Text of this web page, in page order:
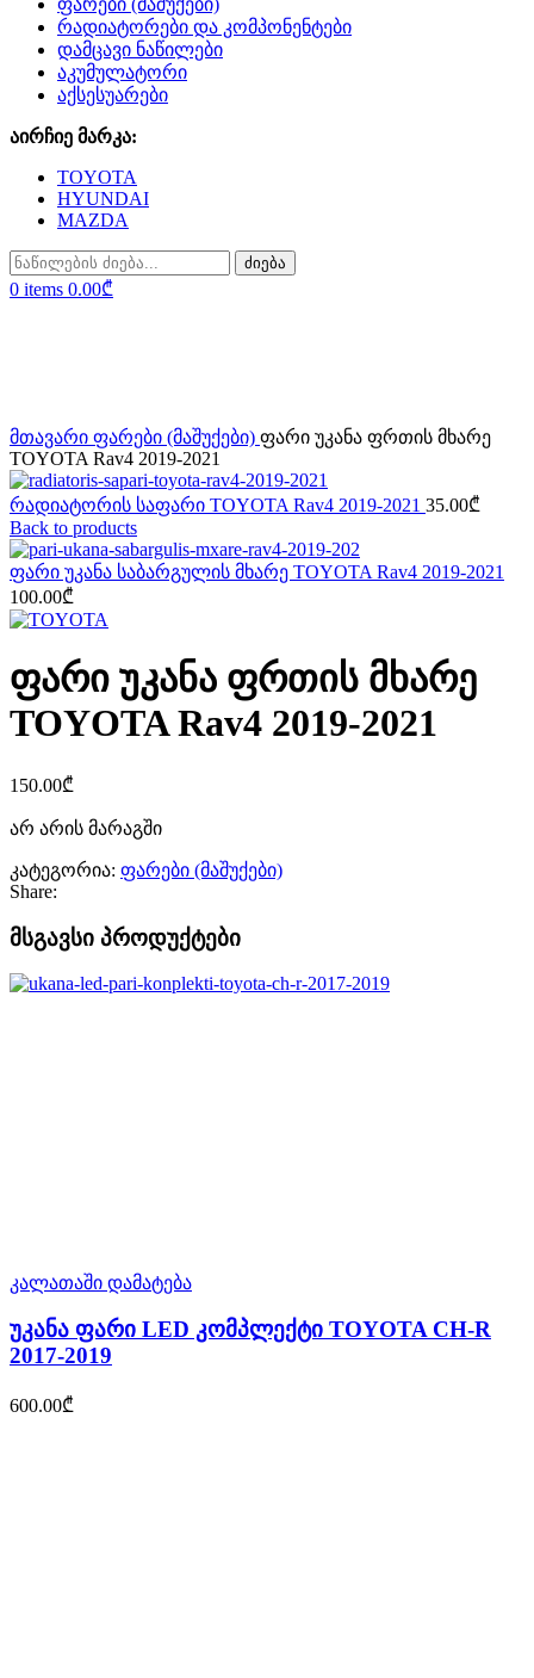
ფარები (მაშუქები)
რადიატორები და კომპონენტები
დამცავი ნაწილები
აკუმულატორი
აქსესუარები
აირჩიე მარკა:
TOYOTA
HYUNDAI
MAZDA
ძიება
0 items 0.00₾
მთავარი ფარები (მაშუქები) ფარი უკანა ფრთის მხარე
TOYOTA Rav4 2019-2021
რადიატორის საფარი TOYOTA Rav4 2019-2021 35.00₾
Back to products
ფარი უკანა საბარგულის მხარე TOYOTA Rav4 2019-2021
100.00₾
ფარი უკანა ფრთის მხარე
TOYOTA Rav4 2019-2021
150.00₾
არ არის მარაგში
კატეგორია: ფარები (მაშუქები)
Share:
მსგავსი პროდუქტები
კალათაში დამატება
უკანა ფარი LED კომპლექტი TOYOTA CH-R
2017-2019
600.00₾